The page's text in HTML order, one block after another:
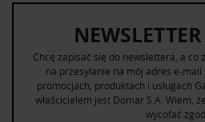
Chcę zapisać się do newslettera, a co
na przesyłanie na mój adres e-
promocjach, produktach i usługach
właścicielem jest Domar S.A. Wiem,
wycofać